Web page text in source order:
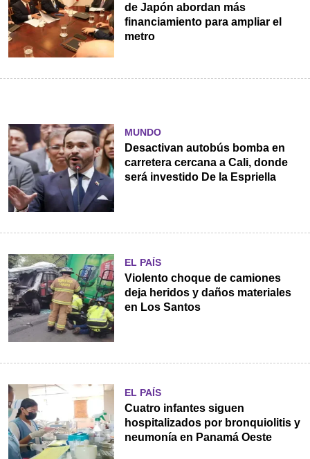
de Japón abordan más
financiamiento para ampliar el
metro
MUNDO
Desactivan autobús bomba en
carretera cercana a Cali, donde
será investido De la Espriella
EL PAÍS
Violento choque de camiones
deja heridos y daños materiales
en Los Santos
EL PAÍS
Cuatro infantes siguen
hospitalizados por bronquiolitis y
neumonía en Panamá Oeste